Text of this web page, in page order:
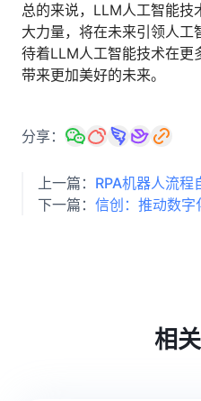
总的来说，LLM人工智能技
大力量，将在未来引领人工
待着LLM人工智能技术在更
带来更加美好的未来。
分享：
上一篇： RPA机器人流程
下一篇： 信创：推动数字
相